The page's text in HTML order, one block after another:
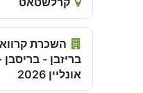
בריזבן -
אונליין 2026